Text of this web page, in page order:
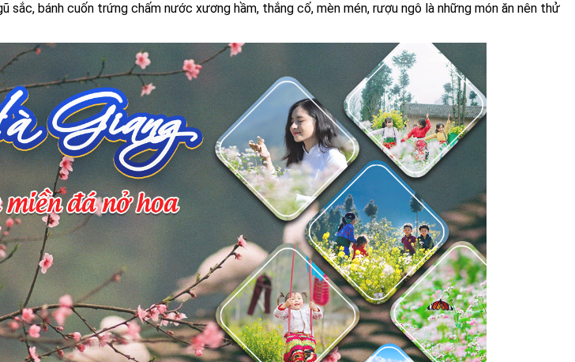
sắc, bánh cuốn trứng chấm nước xương hầm, thắng cố, mèn mén, rượu ngô là những món ăn nên thử